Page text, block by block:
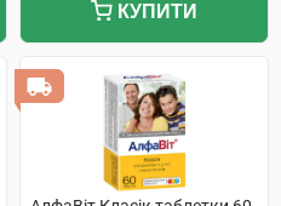
КУПИТИ